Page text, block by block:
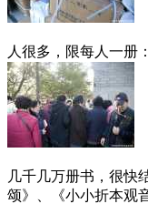
人很多，限每人一册：
几千几万册书，很快
颂》、《小小折本观